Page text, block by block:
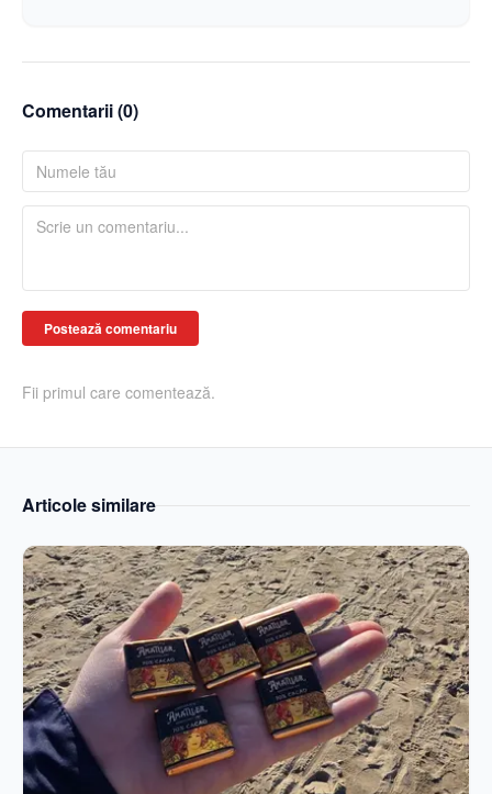
Comentarii (0)
Postează comentariu
Fii primul care comentează.
Articole similare